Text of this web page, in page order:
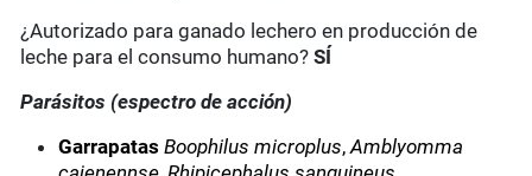
¿Autorizado para ganado lechero en producción de
leche para el consumo humano?SÍ
Parásitos (espectro de acción)
Garrapatas Boophilus microplus,Amblyomma